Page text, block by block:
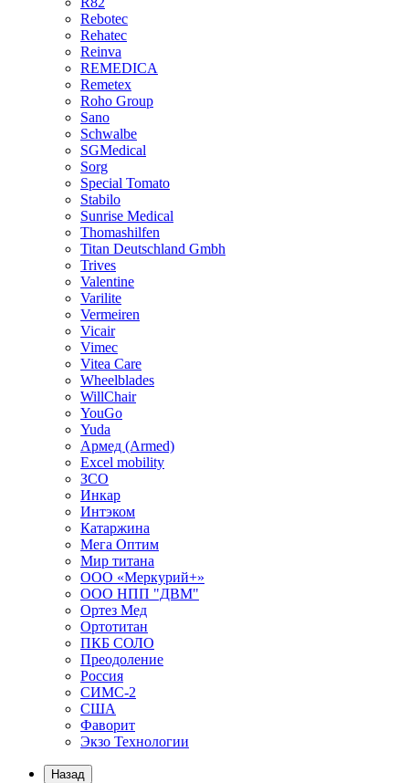
Rebotec
Rehatec
Reinva
REMEDICA
Remetex
Roho Group
Sano
Schwalbe
SGMedical
Sorg
Special Tomato
Stabilo
Sunrise Medical
Thomashilfen
Titan Deutschland Gmbh
Trives
Valentine
Varilite
Vermeiren
Vicair
Vimec
Vitea Care
Wheelblades
WillChair
YouGo
Yuda
Армед (Armed)
Еxcel mobility
ЗСО
Инкар
Интэком
Катаржина
Мега Оптим
Мир титана
ООО «Меркурий+»
ООО НПП "ДВМ"
Ортез Мед
Ортотитан
ПКБ СОЛО
Преодоление
Россия
СИМС-2
США
Фаворит
Экзо Технологии
Назад